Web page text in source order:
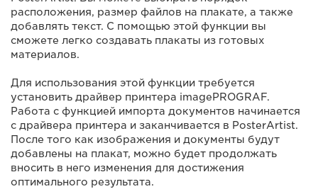
расположения, размер файлов на плакате, а также
добавлять текст. С помощью этой функции вы
сможете легко создавать плакаты из готовых
материалов.
Для использования этой функции требуется
установить драйвер принтера imagePROGRAF.
Работа с функцией импорта документов начинается
с драйвера принтера и заканчивается в PosterArtist.
После того как изображения и документы будут
добавлены на плакат, можно будет продолжать
вносить в него изменения для достижения
оптимального результата.